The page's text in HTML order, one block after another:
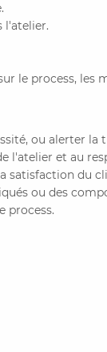
l'atelier.
le process, les
ou alerter la
l'atelier et au
satisfaction du
ou des
process.